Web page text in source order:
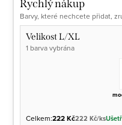
Rychlý nákup
Barvy, které nechcete přidat,
Velikost L/XL
1 barva vybrána
Celkem:222 Kč222 Kč/ks